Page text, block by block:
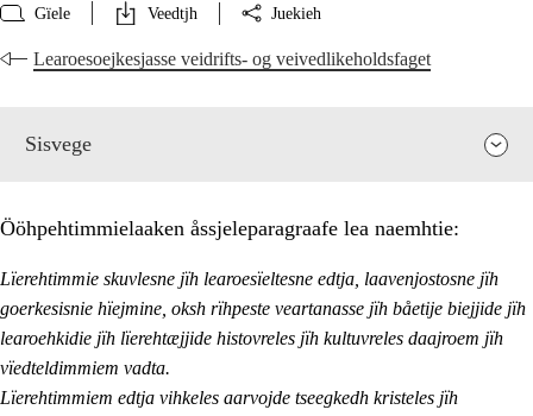
Gïele Veedtjh Juekieh
Learoesoejkesjasse veidrifts- og veivedlikeholdsfaget
Sisvege
Ööhpehtimmielaaken åssjeleparagraafe lea naemhtie:
Lïerehtimmie skuvlesne jïh learoesïeltesne edtja, laavenjostosne jïh
goerkesisnie hïejmine, oksh rïhpeste veartanasse jïh båetije biejjide jïh
learoehkidie jïh lïerehtæjjide histovreles jïh kultuvreles daajroem jïh
vïedteldimmiem vadta.
Lïerehtimmiem edtja vihkeles aarvojde tseegkedh kristeles jïh